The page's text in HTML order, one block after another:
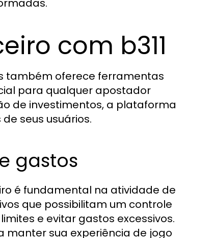
com b311
também oferece ferramentas
para qualquer apostador
de investimentos, a plataforma
seus usuários.
gastos
é fundamental na atividade de
que possibilitam um controle
e evitar gastos excessivos.
manter sua experiência de jogo